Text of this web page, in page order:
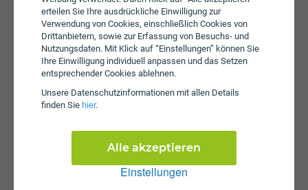
erteilen Sie Ihre ausdrückliche Einwilligung zur
Verwendung von Cookies, einschließlich Cookies von
Drittanbietern, sowie zur Erfassung von Besuchs- und
Nutzungsdaten. Mit Klick auf “Einstellungen” können Sie
Ihre Einwilligung individuell anpassen und das Setzen
entsprechender Cookies ablehnen.
Unsere Daten­schutz­informationen mit allen Details
finden Sie hier.
Einstellungen
Alle akzeptieren
Datenstick
Im Tarif spusu 5G Home S im LTE-Netz ist kein Datenstick
enthalten. Die SIM-Karte kann in jedem gängigen
mit dem Internet zu verbinden. Alternativ kann die SIM-
Karte von spusu auch in Tablets verwendet werden.